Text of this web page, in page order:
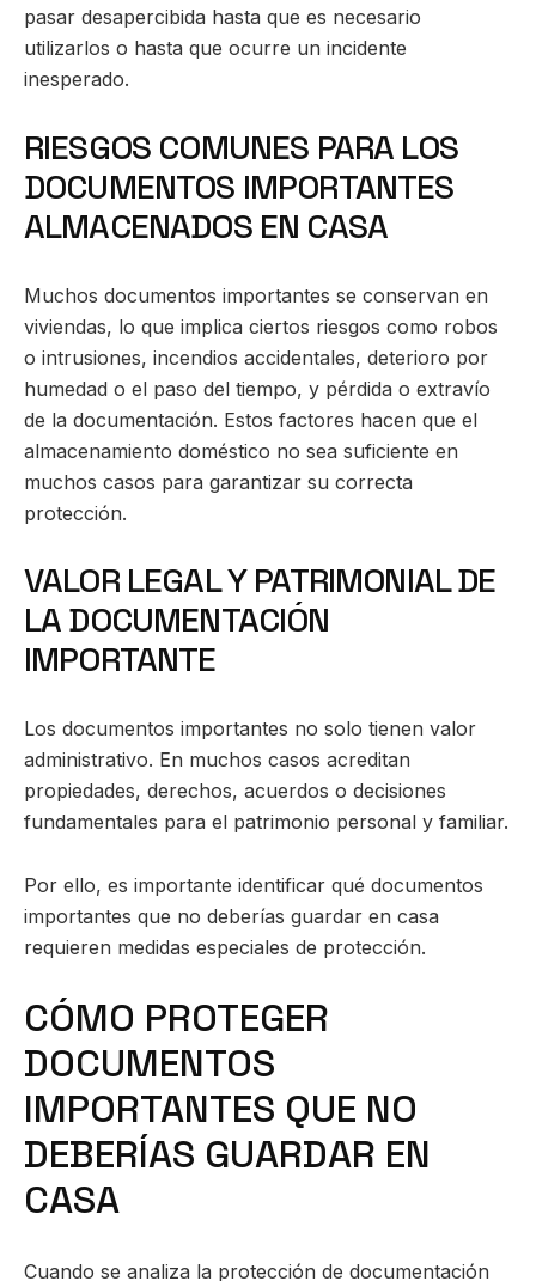
pasar desapercibida hasta que es necesario
utilizarlos o hasta que ocurre un incidente
inesperado.
RIESGOS COMUNES PARA LOS
DOCUMENTOS IMPORTANTES
ALMACENADOS EN CASA
Muchos documentos importantes se conservan en
viviendas, lo que implica ciertos riesgos como robos
o intrusiones, incendios accidentales, deterioro por
humedad o el paso del tiempo, y pérdida o extravío
de la documentación. Estos factores hacen que el
almacenamiento doméstico no sea suficiente en
muchos casos para garantizar su correcta
protección.
VALOR LEGAL Y PATRIMONIAL DE
LA DOCUMENTACIÓN
IMPORTANTE
Los documentos importantes no solo tienen valor
administrativo. En muchos casos acreditan
propiedades, derechos, acuerdos o decisiones
fundamentales para el patrimonio personal y familiar.
Por ello, es importante identificar qué documentos
importantes que no deberías guardar en casa
requieren medidas especiales de protección.
CÓMO PROTEGER
DOCUMENTOS
IMPORTANTES QUE NO
DEBERÍAS GUARDAR EN
CASA
Cuando se analiza la protección de documentación